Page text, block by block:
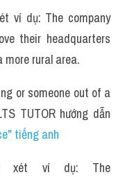
ví dụ: The company
their headquarters
rural area.
or someone out of a
tiếng anh
xét ví dụ: The